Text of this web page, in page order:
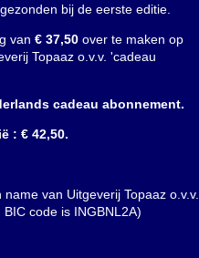
bij de eerste editie.
van € 37,50 over te maken op
Topaaz o.v.v. 'cadeau
cadeau abonnement.
: € 42,50.
van Uitgeverij Topaaz o.v.v.
code is INGBNL2A)